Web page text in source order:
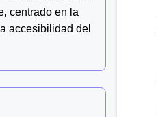
centrado en la
accesibilidad del